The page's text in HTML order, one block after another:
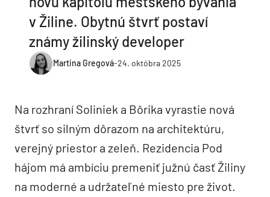
v Žiline. Obytnú štvrť postaví
známy žilinský developer
Martina Gregová-24. októbra 2025
Na rozhraní Soliniek a Bôrika vyrastie nová
štvrť so silným dôrazom na architektúru,
verejný priestor a zeleň. Rezidencia Pod
hájom má ambíciu premeniť južnú časť Žiliny
na moderné a udržateľné miesto pre život.